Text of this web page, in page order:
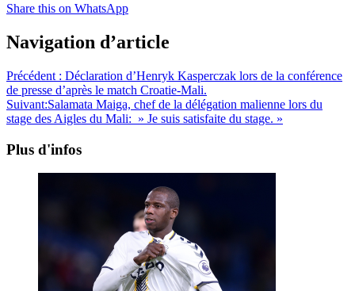
Share this on WhatsApp
Navigation d’article
Précédent : Déclaration d’Henryk Kasperczak lors de la conférence
de presse d’après le match Croatie-Mali.
Suivant:Salamata Maiga, chef de la délégation malienne lors du
stage des Aigles du Mali: » Je suis satisfaite du stage. »
Plus d'infos